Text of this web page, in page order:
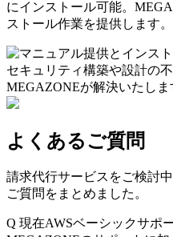
にインストール可能。
ストール作業を提供します。
セキュリティ構築や設計の
MEGAZONEが解決いたしま
よくあるご質問
請求代行サービスをご検討
ご質問をまとめました。
Q 現在AWSベーシックサポ